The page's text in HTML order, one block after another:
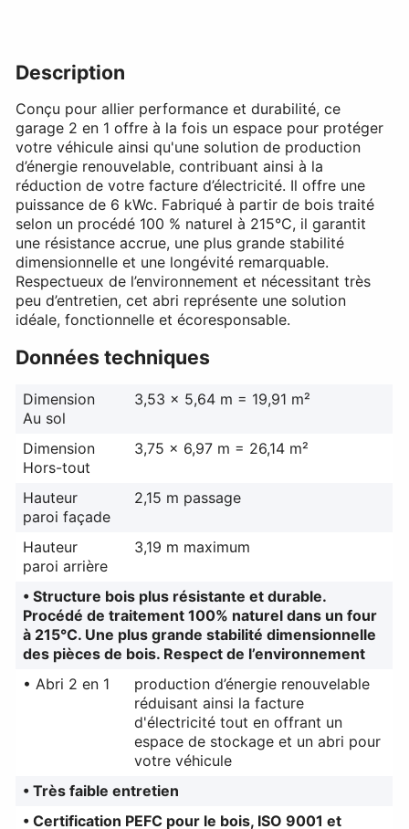
Description
Conçu pour allier performance et durabilité, ce
garage 2 en 1 offre à la fois un espace pour protéger
votre véhicule ainsi qu'une solution de production
d’énergie renouvelable, contribuant ainsi à la
réduction de votre facture d’électricité. Il offre une
puissance de 6 kWc. Fabriqué à partir de bois traité
selon un procédé 100 % naturel à 215°C, il garantit
une résistance accrue, une plus grande stabilité
dimensionnelle et une longévité remarquable.
Respectueux de l’environnement et nécessitant très
peu d’entretien, cet abri représente une solution
idéale, fonctionnelle et écoresponsable.
Données techniques
Dimension
Au sol
3,53 x 5,64 m = 19,91 m²
Dimension
Hors-tout
3,75 x 6,97 m = 26,14 m²
Hauteur
paroi façade
2,15 m passage
Hauteur
paroi arrière
3,19 m maximum
• Structure bois plus résistante et durable.
Procédé de traitement 100% naturel dans un four
à 215°C. Une plus grande stabilité dimensionnelle
des pièces de bois. Respect de l’environnement
• Abri 2 en 1
production d’énergie renouvelable
réduisant ainsi la facture
d'électricité tout en offrant un
espace de stockage et un abri pour
votre véhicule
• Très faible entretien
• Certification PEFC pour le bois, ISO 9001 et